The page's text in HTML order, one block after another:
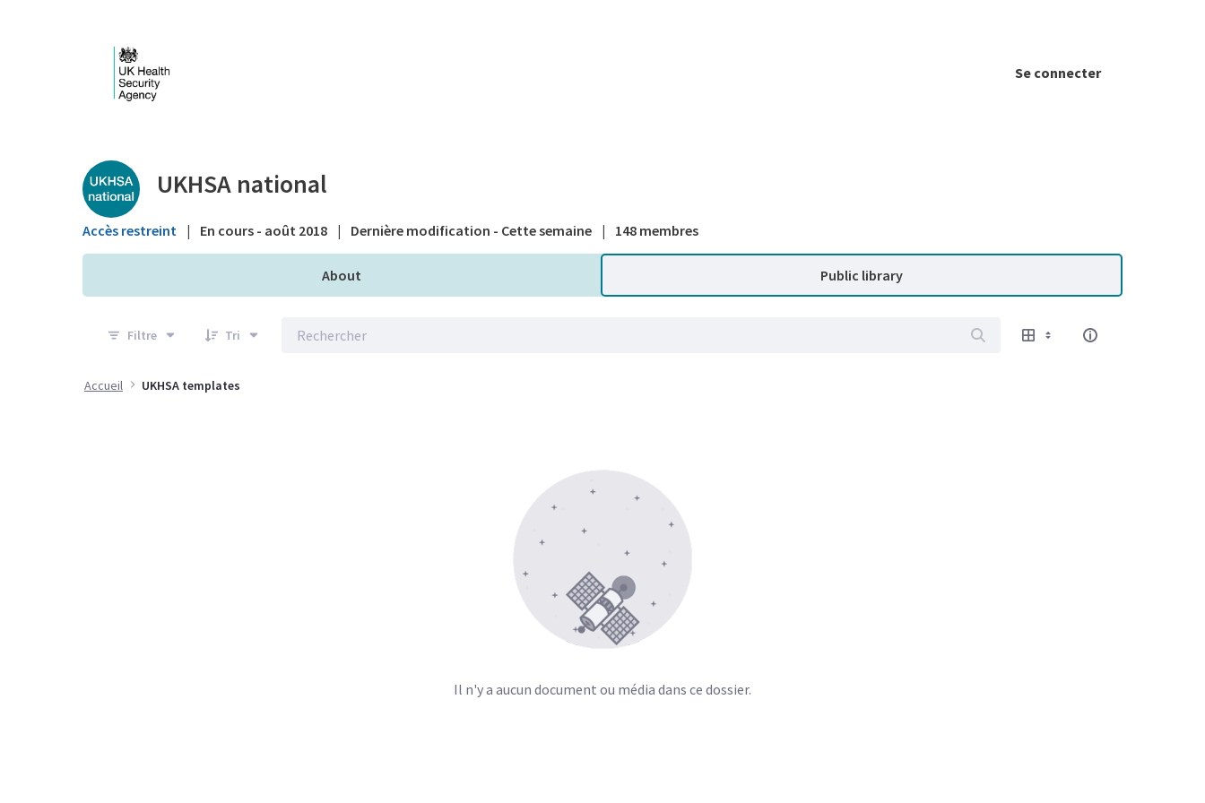
Se connecter
Public library - UKHSA national
UKHSA national
Accès restreint | En cours - août 2018 | Dernière modification - Cette semaine | 148 membres
About Public library
Filtre Tri
Accueil UKHSA templates
Il n'y a aucun document ou média dans ce dossier.